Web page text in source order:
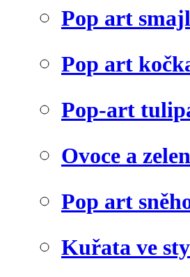
Pop art
Pop art
Pop-art
Ovoce a
Pop art
Kuřata ve